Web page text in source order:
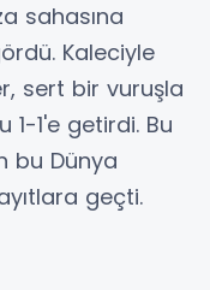
sahasına
Kaleciyle
sert bir vuruşla
1-1'e getirdi. Bu
bu Dünya
geçti.